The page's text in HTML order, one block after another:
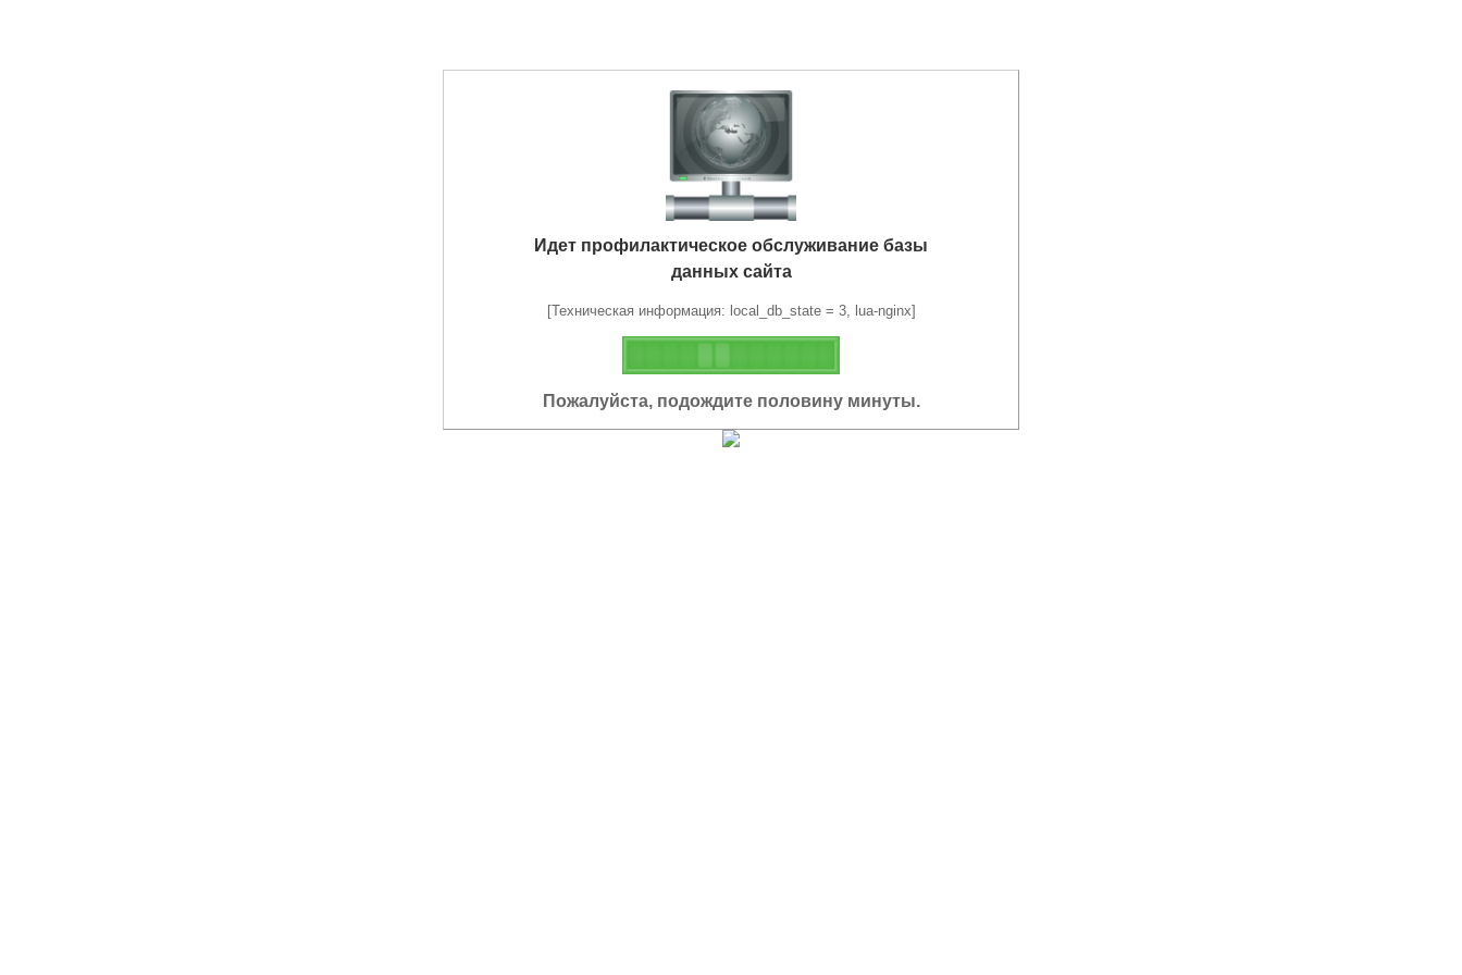
Идет профилактическое обслуживание базы
данных сайта
[Техническая информация: local_db_state = 3, lua-nginx]
Пожалуйста, подождите половину минуты.